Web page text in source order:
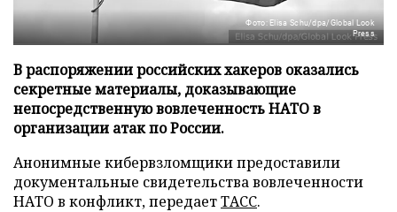
Фото: Elisa Schu/dpa/Global Look
Press
В распоряжении российских хакеров оказались
секретные материалы, доказывающие
непосредственную вовлеченность НАТО в
организации атак по России.
Анонимные кибервзломщики предоставили
документальные свидетельства вовлеченности
НАТО в конфликт, передаетТАСС.